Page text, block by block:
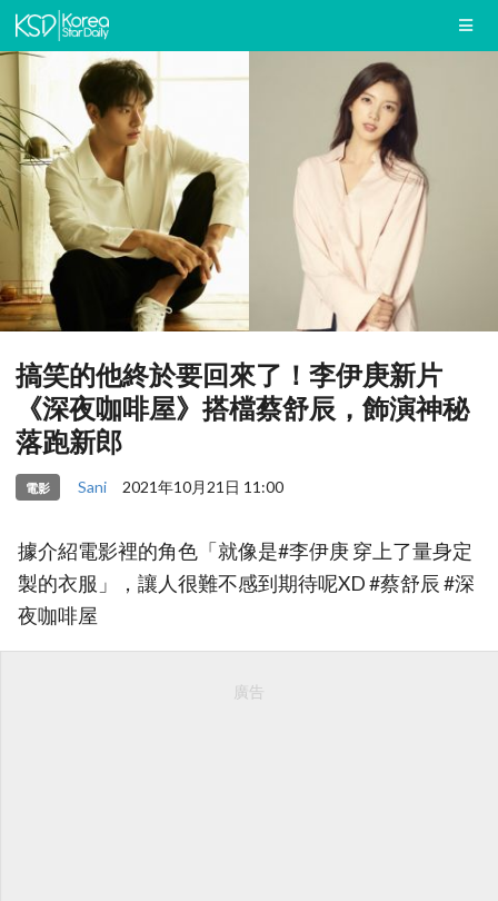
搞笑的他終於要回來了！李伊庚新片
《深夜咖啡屋》搭檔蔡舒辰，飾演神秘
落跑新郎
電影 Sani 2021年10月21日 11:00
據介紹電影裡的角色「就像是#李伊庚 穿上了量身定
製的衣服」，讓人很難不感到期待呢XD #蔡舒辰 #深
夜咖啡屋
廣告